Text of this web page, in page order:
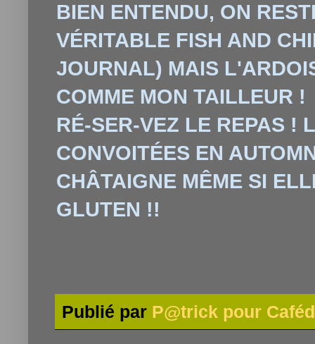
BIEN ENTENDU, ON
VÉRITABLE FISH AND
JOURNAL) MAIS
COMME MON TAILLEUR !
RÉ-SER-VEZ LE REPAS !
CONVOITÉES EN
CHÂTAIGNE MÊME SI
GLUTEN !!
Publié par P@trick pour